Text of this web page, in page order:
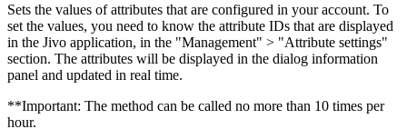
Sets the values ​​of attributes that are configured in your account. To
set the values, you need to know the attribute IDs that are displayed
in the Jivo application, in the "Management" > "Attribute settings"
section. The attributes will be displayed in the dialog information
panel and updated in real time.
**Important: The method can be called no more than 10 times per
hour.